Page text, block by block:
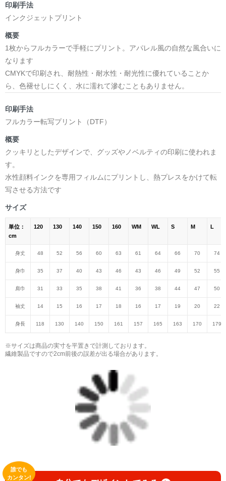
印刷手法
インクジェットプリント
概要
1枚からフルカラーで手軽にプリント。アパレル風の自然な風合いに
なります
CMYKで印刷され、耐熱性・耐水性・耐光性に優れていることか
ら、色褪せしにくく、水に濡れて滲むこともありません。
印刷手法
フルカラー転写プリント（DTF）
概要
クッキリとしたデザインで、グッズやノベルティの印刷に使われま
す。
水性顔料インクを専用フィルムにプリントし、熱プレスをかけて転
写させる方法です
サイズ
単位：
cm
120 130 140 150 160 WM WL S M L
身丈 48 52 56 60 63 61 64 66 70 74
身巾 35 37 40 43 46 43 46 49 52 55
肩巾 31 33 35 38 41 36 38 44 47 50
袖丈 14 15 16 17 18 16 17 19 20 22
身長 118 130 140 150 161 157 165 163 170 179
※サイズは商品の実寸を平置きで計測しております。
繊維製品ですので2cm前後の誤差が出る場合があります。
誰でも
カンタン!